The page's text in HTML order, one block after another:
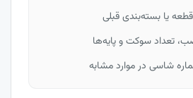
یا بسته‌بندی قبلی
سوکت و پایه‌ها
شاسی در موارد مشابه